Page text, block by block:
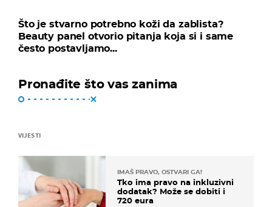
Što je stvarno potrebno koži da zablista?
Beauty panel otvorio pitanja koja si i same
često postavljamo...
Pronađite što vas zanima
VIJESTI
IMAŠ PRAVO, OSTVARI GA!
Tko ima pravo na inkluzivni
dodatak? Može se dobiti i
720 eura